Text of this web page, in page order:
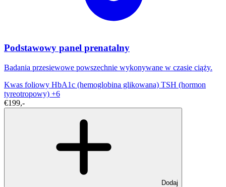
Podstawowy panel prenatalny
Badania przesiewowe powszechnie wykonywane w czasie ciąży.
Kwas foliowy HbA1c (hemoglobina glikowana) TSH (hormon
tyreotropowy) +6
€199,-
Dodaj